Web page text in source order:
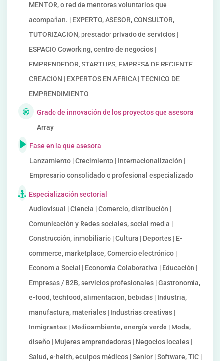
MENTOR, o red de mentores voluntarios que
acompañan. | EXPERTO, ASESOR, CONSULTOR,
TUTORIZACION, prestador privado de servicios |
ESPACIO Coworking, centro de negocios |
EMPRENDEDOR, STARTUPS, EMPRESA DE RECIENTE
CREACIÓN | EXPERTOS EN AFRICA | TECNICO DE
EMPRENDIMIENTO
Grado de innovación de los proyectos que asesora
Array
Fase en la que asesora
Lanzamiento | Crecimiento | Internacionalización |
Empresario consolidado o profesional especializado
Especialización sectorial
Audiovisual | Ciencia | Comercio, distribución |
Comunicación y Redes sociales, social media |
Construcción, inmobiliario | Cultura | Deportes | E-
commerce, marketplace, Comercio electrónico |
Economía Social | Economía Colaborativa | Educación |
Empresas / B2B, servicios profesionales | Gastronomía,
e-food, techfood, alimentación, bebidas | Industria,
manufactura, materiales | Industrias creativas |
Inmigrantes | Medioambiente, energía verde | Moda,
diseño | Mujeres emprendedoras | Negocios locales |
Salud, e-helth, equipos médicos | Senior | Software, TIC |